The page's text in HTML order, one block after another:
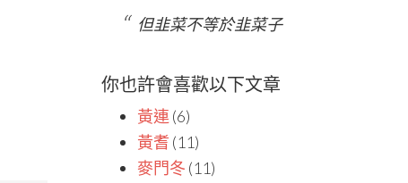
但韭菜不等於韭菜子
你也許會喜歡以下文章
黃連 (6)
黃耆 (11)
麥門冬 (11)